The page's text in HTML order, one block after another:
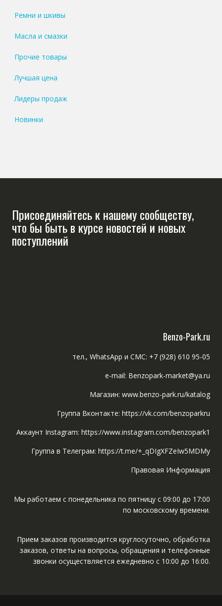
Ремни и шкивы
Масла и смазки
Прочие товары
Лучшая цена
Лидеры продаж
Новинки
Присоединяйтесь к нашему сообществу,
что бы быть в курсе новостей и новых
поступлений
Benzo-Park.ru
тел., WhatsApp и СМС: +7 (928) 610 95-05
e-mail: Benzopark-market@ya.ru
Магазин: www.benzo-park.ru/katalog
Группа Вконтакте: https://vk.com/benzoparkru
Аккаунт Instagram: https://www.instagram.com/benzopark1
Группа в Телеграм: https://t.me/+_qDIgXFZeIw5MDMy
Правовая Информация
Мы работаем с понедельника по пятницу с 09:00 до 17:00
по московскому времени.
Прием заказов производится круглосуточно, обработка
заказов, ответы на вопросы, обращения и телефонные
звонки осуществляется ежедневно с 10:00 до 16:00.